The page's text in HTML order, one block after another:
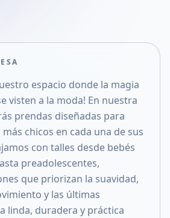
espacio donde la magia
visten a la moda! En nuestra
prendas diseñadas para
chicos en cada una de sus
con talles desde bebés
preadolescentes,
que priorizan la suavidad,
y las últimas
linda, duradera y práctica